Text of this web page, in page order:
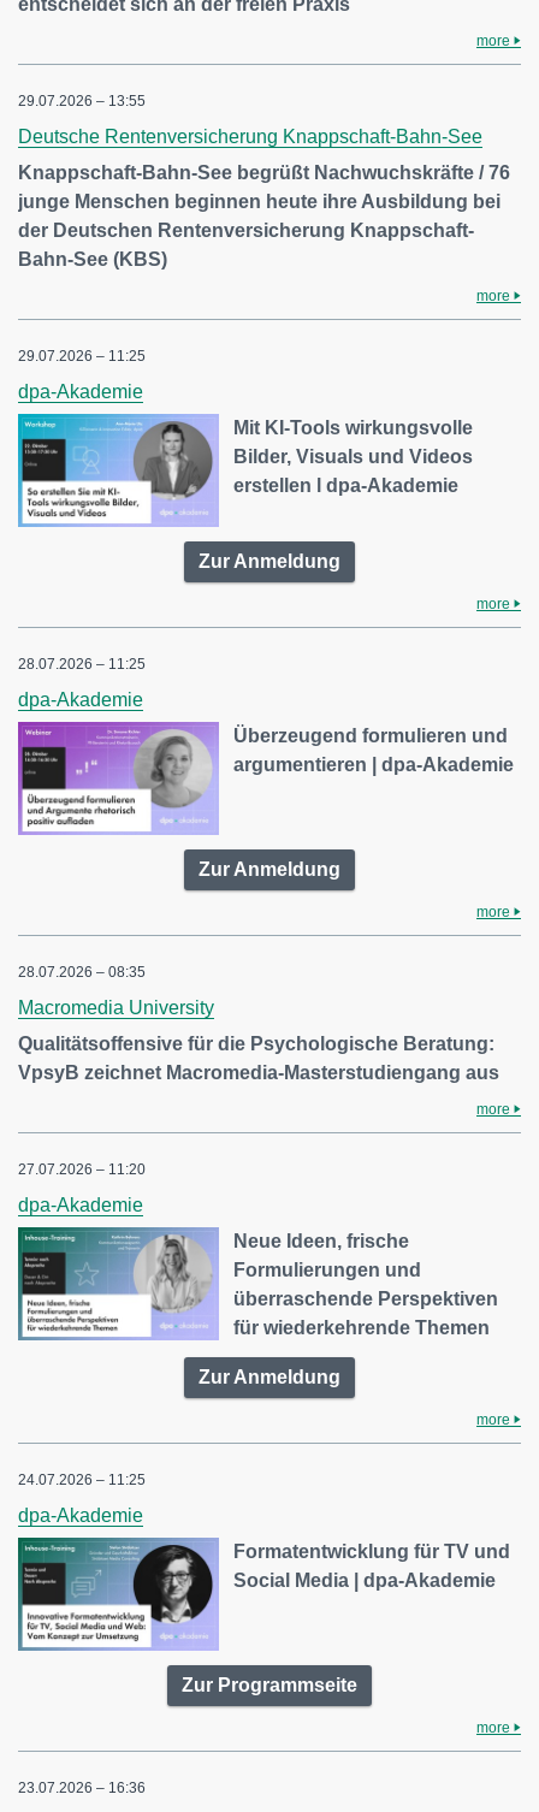
entscheidet sich an der freien Praxis
more
29.07.2026 – 13:55
Deutsche Rentenversicherung Knappschaft-Bahn-See
Knappschaft-Bahn-See begrüßt Nachwuchskräfte / 76
junge Menschen beginnen heute ihre Ausbildung bei
der Deutschen Rentenversicherung Knappschaft-
Bahn-See (KBS)
more
29.07.2026 – 11:25
dpa-Akademie
Mit KI-Tools wirkungsvolle
Bilder, Visuals und Videos
erstellen l dpa-Akademie
Zur Anmeldung
more
28.07.2026 – 11:25
dpa-Akademie
Überzeugend formulieren und
argumentieren | dpa-Akademie
Zur Anmeldung
more
28.07.2026 – 08:35
Macromedia University
Qualitätsoffensive für die Psychologische Beratung:
VpsyB zeichnet Macromedia-Masterstudiengang aus
more
27.07.2026 – 11:20
dpa-Akademie
Neue Ideen, frische
Formulierungen und
überraschende Perspektiven
für wiederkehrende Themen
Zur Anmeldung
more
24.07.2026 – 11:25
dpa-Akademie
Formatentwicklung für TV und
Social Media | dpa-Akademie
Zur Programmseite
more
23.07.2026 – 16:36